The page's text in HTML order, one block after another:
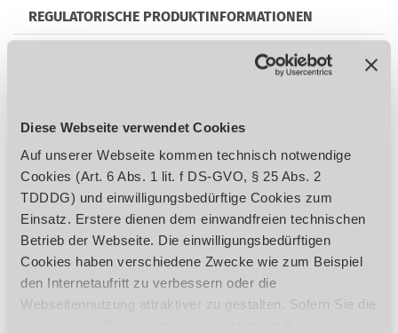
Diese Webseite verwendet Cookies
Auf unserer Webseite kommen technisch notwendige
Cookies (Art. 6 Abs. 1 lit. f DS-GVO, § 25 Abs. 2
TDDDG) und einwilligungsbedürftige Cookies zum
Einsatz. Erstere dienen dem einwandfreien technischen
Betrieb der Webseite. Die einwilligungsbedürftigen
Cookies haben verschiedene Zwecke wie zum Beispiel
den Internetaufritt zu verbessern oder die
Webseitennutzung attraktiver zu gestalten. Sofern Sie die
REGULATORISCHE PRODUKTINFORMATIONEN
Kreuztisch, präzise oberflächenbearbeitet
mit T-Nuten und nachstellbaren Keilleisten
Einstellbare Endanschläge
Stabile Schwalbenschwanzführung mit
nachstellbaren Keilleisten
Rechts-Linkslauf
LED Maschinenleuchte
Feinvorschub
Not-Halt-Schlagschalter